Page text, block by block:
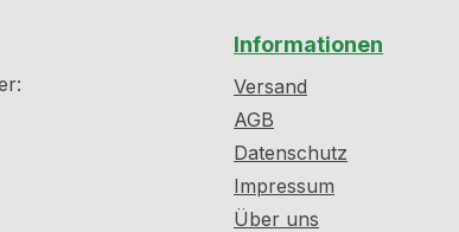
Informationen
Versand
AGB
Datenschutz
Impressum
Über uns